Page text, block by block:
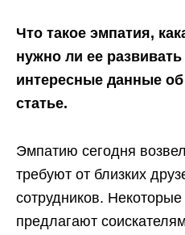
Что такое эмпатия,
нужно ли ее
интересные данные
статье.
Эмпатию сегодня
требуют от близких
сотрудников.
предлагают